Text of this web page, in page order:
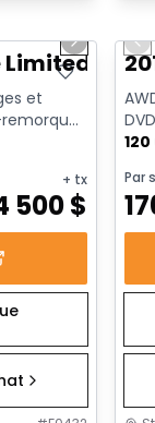
Next slide
Limited
et
+ tx
500$
Par